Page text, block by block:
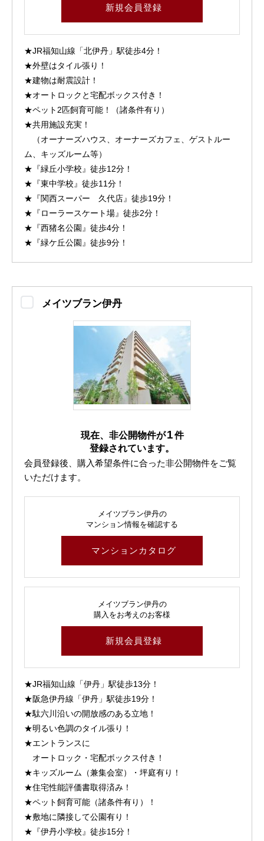
新規会員登録
★JR福知山線「北伊丹」駅徒歩4分！
★外壁はタイル張り！
★建物は耐震設計！
★オートロックと宅配ボックス付き！
★ペット2匹飼育可能！（諸条件有り）
★共用施設充実！
（オーナーズハウス、オーナーズカフェ、ゲストルー
ム、キッズルーム等）
★『緑丘小学校』徒歩12分！
★『東中学校』徒歩11分！
★『関西スーパー 久代店』徒歩19分！
★『ローラースケート場』徒歩2分！
★『西猪名公園』徒歩4分！
★『緑ケ丘公園』徒歩9分！
メイツブラン伊丹
現在、非公開物件が1件
登録されています。
会員登録後、購入希望条件に合った非公開物件をご覧
いただけます。
メイツブラン伊丹の
マンション情報を確認する
マンションカタログ
メイツブラン伊丹の
購入をお考えのお客様
新規会員登録
★JR福知山線「伊丹」駅徒歩13分！
★阪急伊丹線「伊丹」駅徒歩19分！
★駄六川沿いの開放感のある立地！
★明るい色調のタイル張り！
★エントランスに
オートロック・宅配ボックス付き！
★キッズルーム（兼集会室）・坪庭有り！
★住宅性能評価書取得済み！
★ペット飼育可能（諸条件有り）！
★敷地に隣接して公園有り！
★『伊丹小学校』徒歩15分！